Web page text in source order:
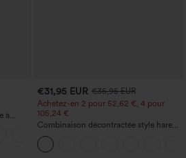
à
lin,
€31,95 EUR €35,95 EUR
Achetez-en 2 pour 52,62 €, 4 pour
105,24 €
Combinaison décontractée style harem,
encolure en U et poche - Édition Easy
Peezy